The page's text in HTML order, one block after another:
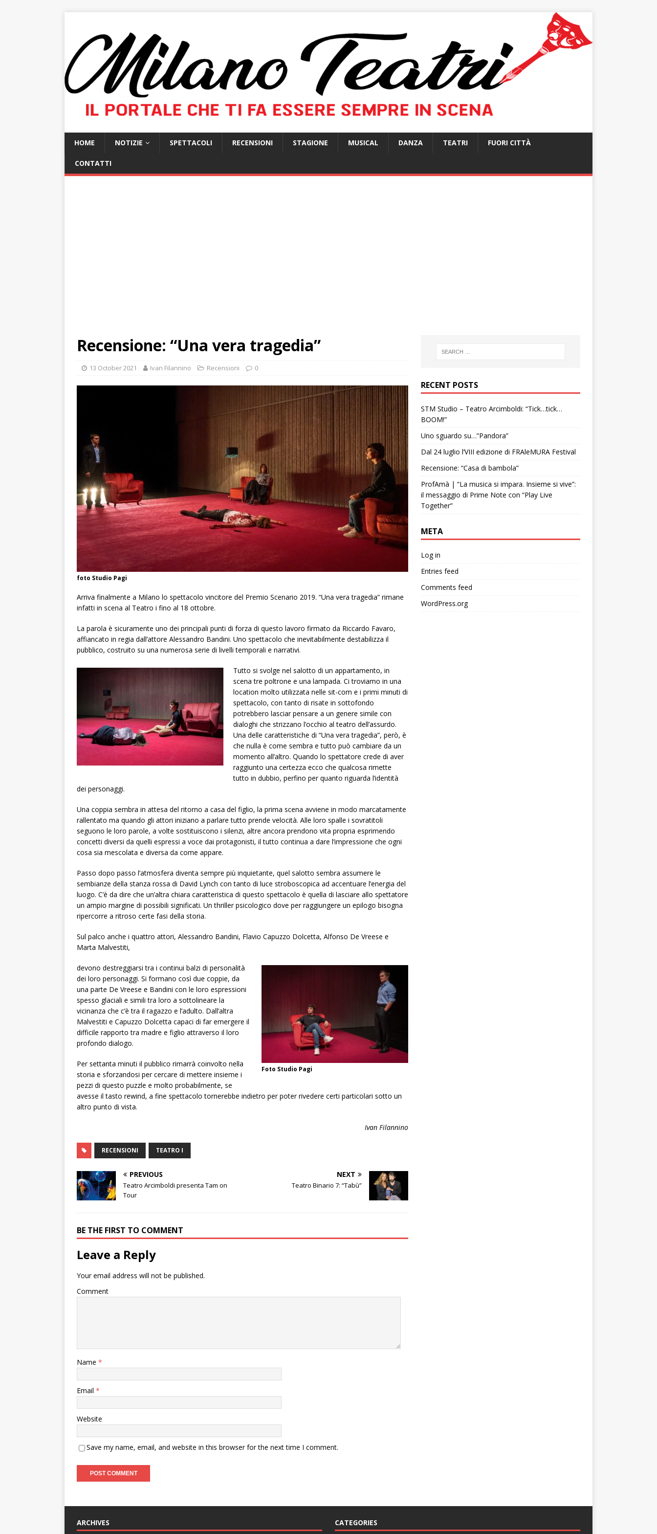
HOME NOTIZIE SPETTACOLI RECENSIONI STAGIONE MUSICAL DANZA TEATRI FUORI CITTÀ
CONTATTI
Recensione: “Una vera tragedia”
13 October 2021 Ivan Filannino Recensioni 0
foto Studio Pagi
Arriva finalmente a Milano lo spettacolo vincitore del Premio Scenario 2019. “Una vera tragedia” rimane
infatti in scena al Teatro i fino al 18 ottobre.
La parola è sicuramente uno dei principali punti di forza di questo lavoro firmato da Riccardo Favaro,
affiancato in regia dall’attore Alessandro Bandini. Uno spettacolo che inevitabilmente destabilizza il
pubblico, costruito su una numerosa serie di livelli temporali e narrativi.
Tutto si svolge nel salotto di un appartamento, in
scena tre poltrone e una lampada. Ci troviamo in una
location molto utilizzata nelle sit-com e i primi minuti di
spettacolo, con tanto di risate in sottofondo
potrebbero lasciar pensare a un genere simile con
dialoghi che strizzano l’occhio al teatro dell’assurdo.
Una delle caratteristiche di “Una vera tragedia”, però, è
che nulla è come sembra e tutto può cambiare da un
momento all’altro. Quando lo spettatore crede di aver
raggiunto una certezza ecco che qualcosa rimette
tutto in dubbio, perfino per quanto riguarda l’identità
dei personaggi.
Una coppia sembra in attesa del ritorno a casa del figlio, la prima scena avviene in modo marcatamente
rallentato ma quando gli attori iniziano a parlare tutto prende velocità. Alle loro spalle i sovratitoli
seguono le loro parole, a volte sostituiscono i silenzi, altre ancora prendono vita propria esprimendo
concetti diversi da quelli espressi a voce dai protagonisti, il tutto continua a dare l’impressione che ogni
cosa sia mescolata e diversa da come appare.
Passo dopo passo l’atmosfera diventa sempre più inquietante, quel salotto sembra assumere le
sembianze della stanza rossa di David Lynch con tanto di luce stroboscopica ad accentuare l’energia del
luogo. C’è da dire che un’altra chiara caratteristica di questo spettacolo è quella di lasciare allo spettatore
un ampio margine di possibili significati. Un thriller psicologico dove per raggiungere un epilogo bisogna
ripercorre a ritroso certe fasi della storia.
Sul palco anche i quattro attori, Alessandro Bandini, Flavio Capuzzo Dolcetta, Alfonso De Vreese e
Marta Malvestiti,
Foto Studio Pagi
devono destreggiarsi tra i continui balzi di personalità
dei loro personaggi. Si formano così due coppie, da
una parte De Vreese e Bandini con le loro espressioni
spesso glaciali e simili tra loro a sottolineare la
vicinanza che c’è tra il ragazzo e l’adulto. Dall’altra
Malvestiti e Capuzzo Dolcetta capaci di far emergere il
difficile rapporto tra madre e figlio attraverso il loro
profondo dialogo.
Per settanta minuti il pubblico rimarrà coinvolto nella
storia e sforzandosi per cercare di mettere insieme i
pezzi di questo puzzle e molto probabilmente, se
avesse il tasto rewind, a fine spettacolo tornerebbe indietro per poter rivedere certi particolari sotto un
altro punto di vista.
Ivan Filannino
RECENSIONI TEATRO I
PREVIOUS
Teatro Arcimboldi presenta Tam on
Tour
NEXT
Teatro Binario 7: “Tabù”
BE THE FIRST TO COMMENT
Leave a Reply
Your email address will not be published.
Comment
Name *
Email *
Website
Save my name, email, and website in this browser for the next time I comment.
RECENT POSTS
STM Studio – Teatro Arcimboldi: “Tick…tick…
BOOM!”
Uno sguardo su…”Pandora”
Dal 24 luglio l’VIII edizione di FRAleMURA Festival
Recensione: “Casa di bambola”
ProfAmà | “La musica si impara. Insieme si vive”:
il messaggio di Prime Note con “Play Live
Together”
META
Log in
Entries feed
Comments feed
WordPress.org
ARCHIVES CATEGORIES